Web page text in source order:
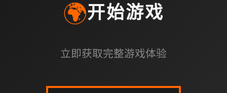
🌍开始游戏
立即获取完整游戏体验